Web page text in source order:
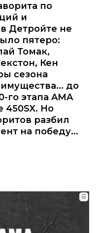
по
и
Детройте не
пятеро:
Томак,
Кен
сезона
до
го этапа AMA
450SX. Но
разбил
на победу...
☰